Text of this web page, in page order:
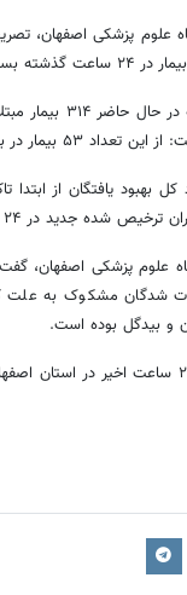
علوم پزشکی اصفهان،
بیمار در
ساعت گذشته
در حال حاضر
بیمار
از این تعداد
بیمار
یافتگان از ابتدا تاکنون
ترخیص شده جدید در
علوم پزشکی اصفهان،
و ۳۷۰ نفر فوت شدگان مشکوک
و بیدگل بوده است.
ساعت اخیر در استان